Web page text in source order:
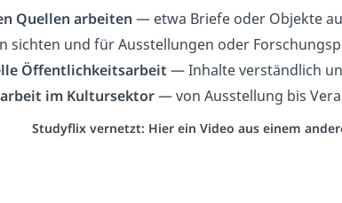
Quellen arbeiten — etwa Briefe oder Objekte
sichten und für Ausstellungen oder
Öffentlichkeitsarbeit — Inhalte verständlich
im Kultursektor— von Ausstellung bis
Studyflix vernetzt: Hier ein Video aus einem